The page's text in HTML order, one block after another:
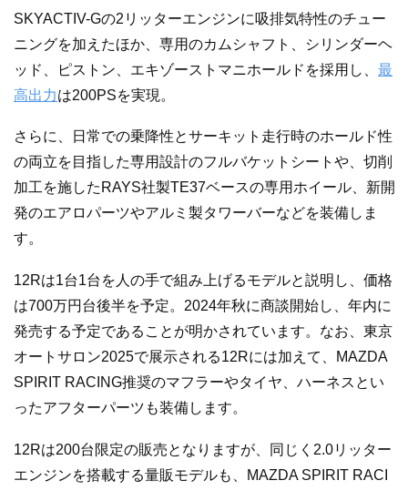
SKYACTIV-Gの2リッターエンジンに吸排気特性のチュー
ニングを加えたほか、専用のカムシャフト、シリンダーヘ
ッド、ピストン、エキゾーストマニホールドを採用し、 最
高出力は200PSを実現。
さらに、日常での乗降性とサーキット走行時のホールド性
の両立を目指した専用設計のフルバケットシートや、切削
加工を施したRAYS社製TE37ベースの専用ホイール、新開
発のエアロパーツやアルミ製タワーバーなどを装備しま
す。
12Rは1台1台を人の手で組み上げるモデルと説明し、価格
は700万円台後半を予定。2024年秋に商談開始し、年内に
発売する予定であることが明かされています。なお、東京
オートサロン2025で展示される12Rには加えて、MAZDA
SPIRIT RACING推奨のマフラーやタイヤ、ハーネスとい
ったアフターパーツも装備します。
12Rは200台限定の販売となりますが、同じく2.0リッター
エンジンを搭載する量販モデルも、MAZDA SPIRIT RACI